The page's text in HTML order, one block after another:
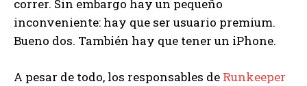
correr. Sin embargo hay un pequeño
inconveniente: hay que ser usuario premium.
Bueno dos. También hay que tener un iPhone.
A pesar de todo, los responsables de Runkeeper